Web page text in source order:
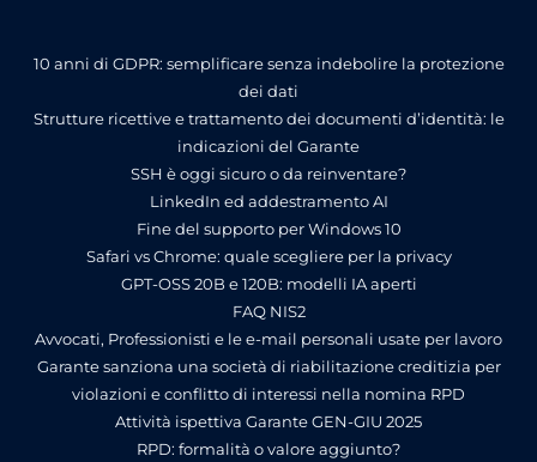
10 anni di GDPR: semplificare senza indebolire la protezione
dei dati
Strutture ricettive e trattamento dei documenti d’identità: le
indicazioni del Garante
SSH è oggi sicuro o da reinventare?
LinkedIn ed addestramento AI
Fine del supporto per Windows 10
Safari vs Chrome: quale scegliere per la privacy
GPT-OSS 20B e 120B: modelli IA aperti
FAQ NIS2
Avvocati, Professionisti e le e-mail personali usate per lavoro
Garante sanziona una società di riabilitazione creditizia per
violazioni e conflitto di interessi nella nomina RPD
Attività ispettiva Garante GEN-GIU 2025
RPD: formalità o valore aggiunto?